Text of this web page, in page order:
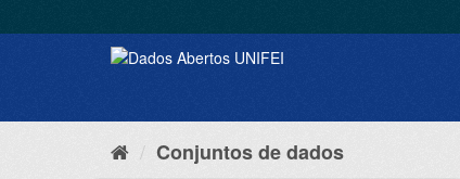
Conjuntos de dados